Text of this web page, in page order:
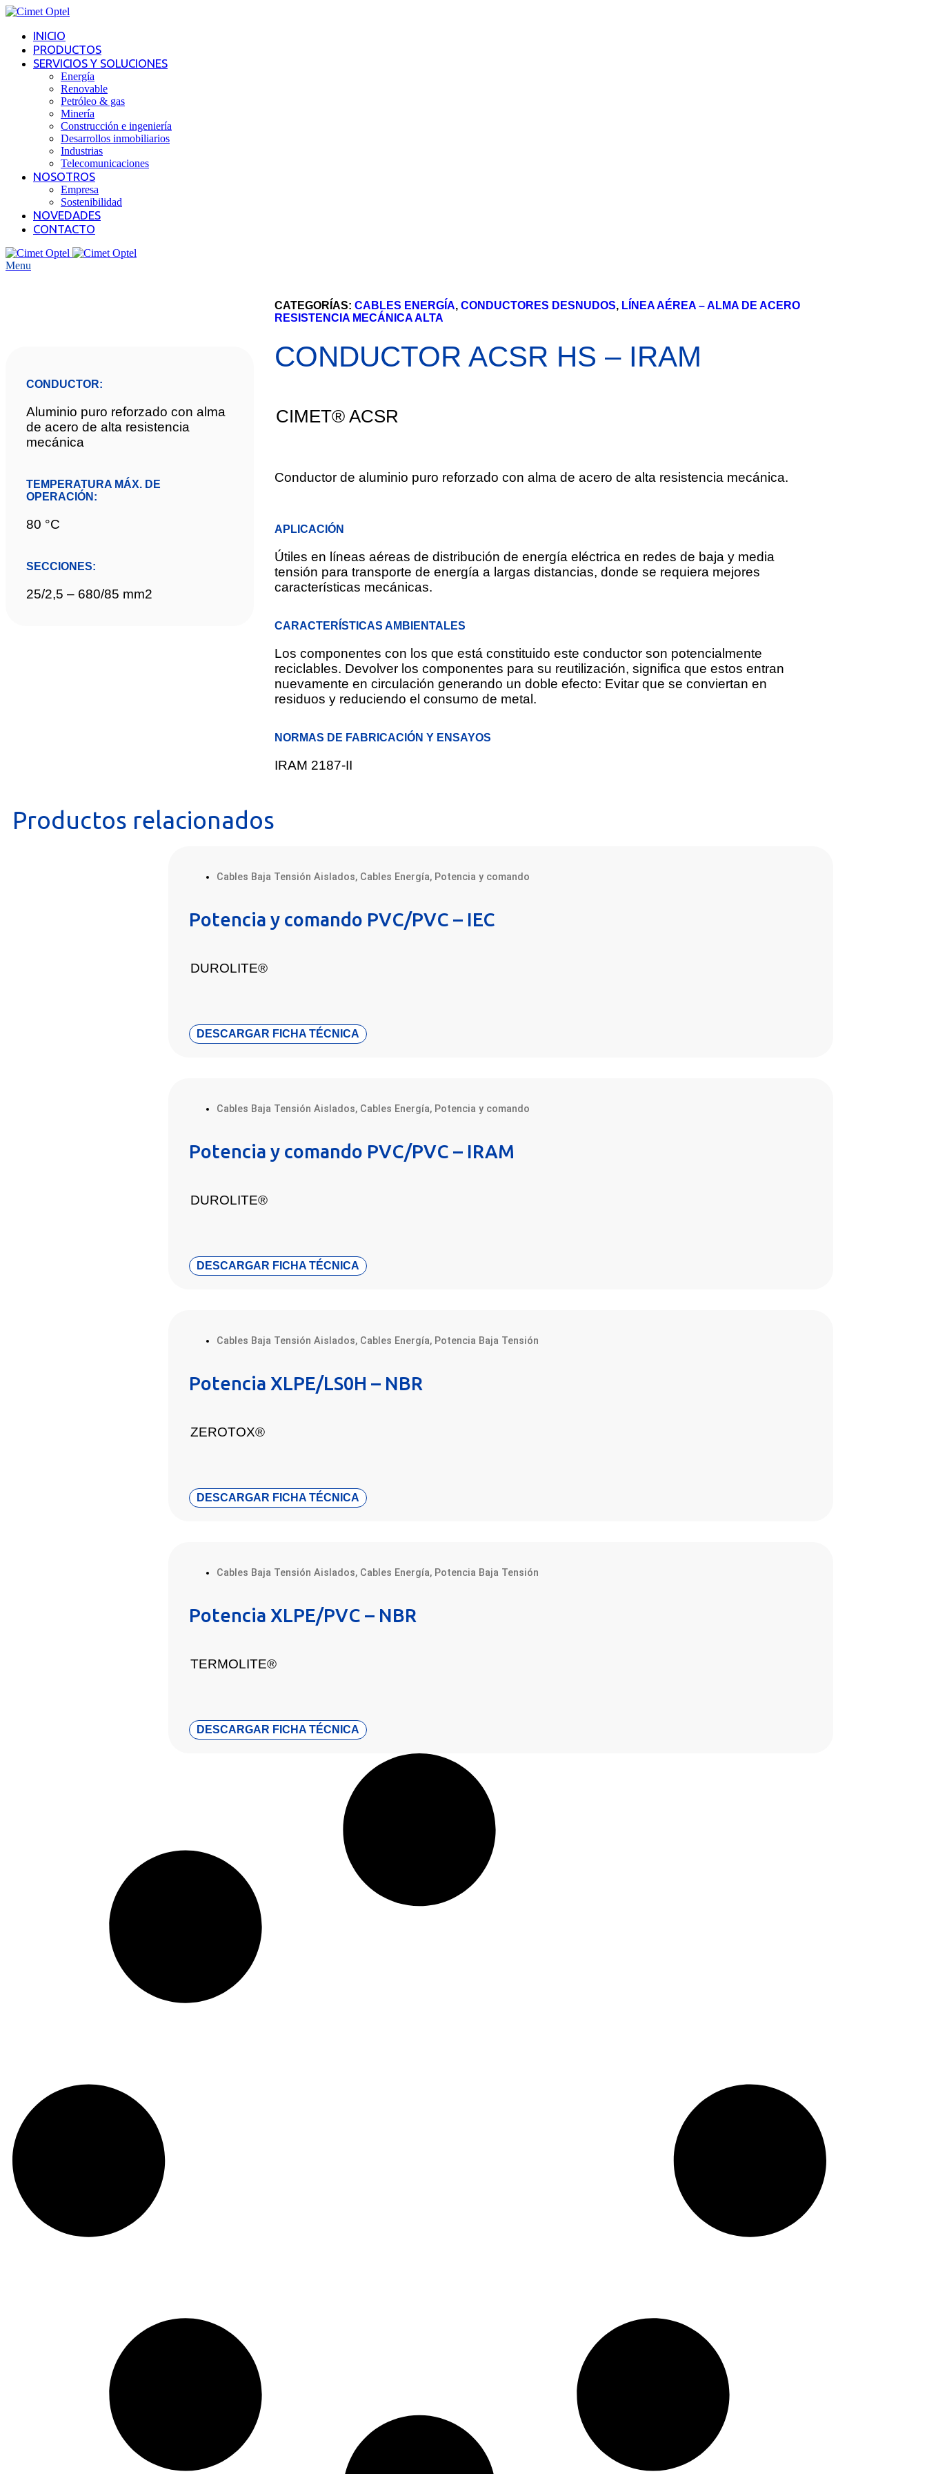
INICIO
PRODUCTOS
SERVICIOS Y SOLUCIONES
Energía
Renovable
Petróleo & gas
Minería
Construcción e ingeniería
Desarrollos inmobiliarios
Industrias
Telecomunicaciones
NOSOTROS
Empresa
Sostenibilidad
NOVEDADES
CONTACTO
Menu
CONDUCTOR:
Aluminio puro reforzado con alma
de acero de alta resistencia
mecánica
TEMPERATURA MÁX. DE
OPERACIÓN:
80 °C
SECCIONES:
25/2,5 – 680/85 mm2
CATEGORÍAS: CABLES ENERGÍA, CONDUCTORES DESNUDOS, LÍNEA AÉREA – ALMA DE ACERO
RESISTENCIA MECÁNICA ALTA
CONDUCTOR ACSR HS – IRAM
CIMET® ACSR
Conductor de aluminio puro reforzado con alma de acero de alta resistencia mecánica.
APLICACIÓN
Útiles en líneas aéreas de distribución de energía eléctrica en redes de baja y media
tensión para transporte de energía a largas distancias, donde se requiera mejores
características mecánicas.
CARACTERÍSTICAS AMBIENTALES
Los componentes con los que está constituido este conductor son potencialmente
reciclables. Devolver los componentes para su reutilización, significa que estos entran
nuevamente en circulación generando un doble efecto: Evitar que se conviertan en
residuos y reduciendo el consumo de metal.
NORMAS DE FABRICACIÓN Y ENSAYOS
IRAM 2187-II
Productos relacionados
Cables Baja Tensión Aislados, Cables Energía, Potencia y comando
Potencia y comando PVC/PVC – IEC
DUROLITE®
DESCARGAR FICHA TÉCNICA
Cables Baja Tensión Aislados, Cables Energía, Potencia y comando
Potencia y comando PVC/PVC – IRAM
DUROLITE®
DESCARGAR FICHA TÉCNICA
Cables Baja Tensión Aislados, Cables Energía, Potencia Baja Tensión
Potencia XLPE/LS0H – NBR
ZEROTOX®
DESCARGAR FICHA TÉCNICA
Cables Baja Tensión Aislados, Cables Energía, Potencia Baja Tensión
Potencia XLPE/PVC – NBR
TERMOLITE®
DESCARGAR FICHA TÉCNICA